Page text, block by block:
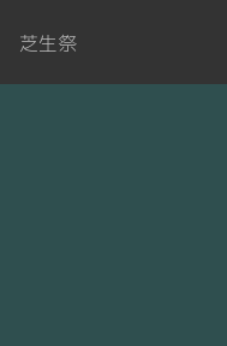
芝生祭